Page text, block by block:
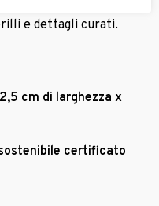
e dettagli curati.
cm di larghezza x
certificato